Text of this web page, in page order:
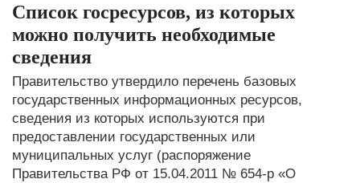
Список госресурсов, из которых
можно получить необходимые
сведения
Правительство утвердило перечень базовых
государственных информационных ресурсов,
сведения из которых используются при
предоставлении государственных или
муниципальных услуг (распоряжение
Правительства РФ от 15.04.2011 № 654-р «О